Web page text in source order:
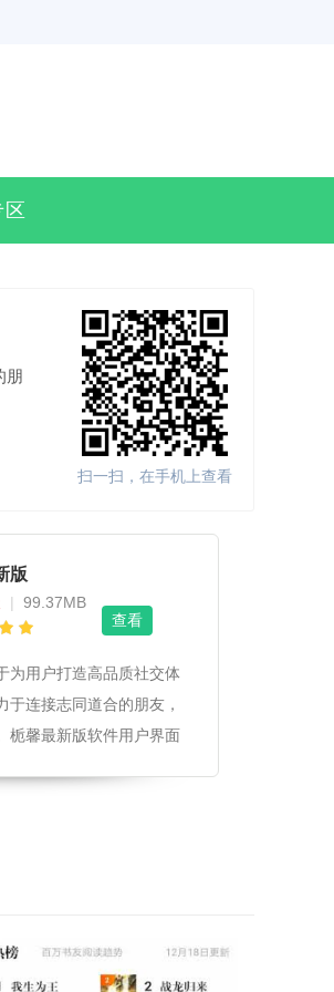
朋
扫一扫，在手机上查看
版
|
99.37MB
查看
为用户打造高品质社交体
于连接志同道合的朋友，
栀馨最新版软件用户界面